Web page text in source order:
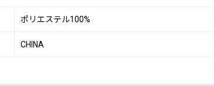
ポリエステル100%
CHINA